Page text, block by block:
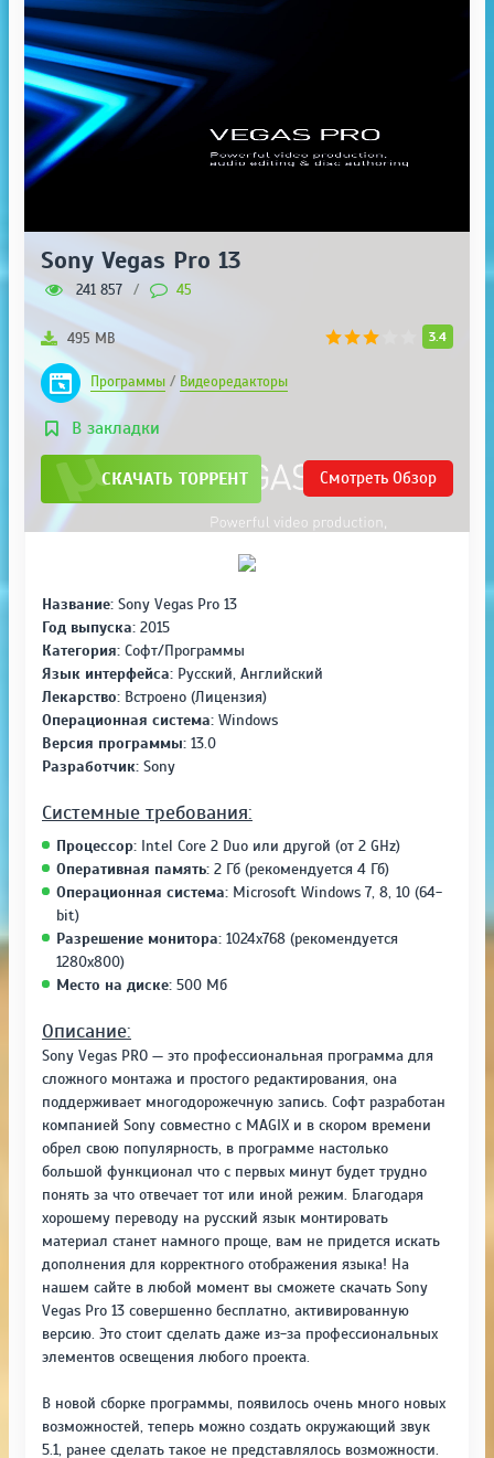
Sony Vegas Pro 13
241 857 / 45
3.4
495 МВ
Программы / Видеоредакторы
В закладки
СКАЧАТЬ ТОРРЕНТ Смотреть Обзор
Название: Sony Vegas Pro 13
Год выпуска: 2015
Категория: Софт/Программы
Язык интерфейса: Русский, Английский
Лекарство: Встроено (Лицензия)
Операционная система: Windows
Версия программы: 13.0
Разработчик: Sony
Системные требования:
Процессор: Intel Core 2 Duo или другой (от 2 GHz)
Оперативная память: 2 Гб (рекомендуется 4 Гб)
Операционная система: Microsoft Windows 7, 8, 10 (64-
bit)
Разрешение монитора: 1024x768 (рекомендуется
1280x800)
Место на диске: 500 Мб
Описание:
Sony Vegas PRO — это профессиональная программа для
сложного монтажа и простого редактирования, она
поддерживает многодорожечную запись. Софт разработан
компанией Sony совместно с MAGIX и в скором времени
обрел свою популярность, в программе настолько
большой функционал что с первых минут будет трудно
понять за что отвечает тот или иной режим. Благодаря
хорошему переводу на русский язык монтировать
материал станет намного проще, вам не придется искать
дополнения для корректного отображения языка! На
нашем сайте в любой момент вы сможете скачать Sony
Vegas Pro 13 совершенно бесплатно, активированную
версию. Это стоит сделать даже из-за профессиональных
элементов освещения любого проекта.
В новой сборке программы, появилось очень много новых
возможностей, теперь можно создать окружающий звук
5.1, ранее сделать такое не представлялось возможности.